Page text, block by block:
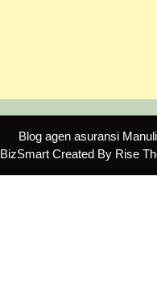
Blog agen asuransi
BizSmart Created By Rise